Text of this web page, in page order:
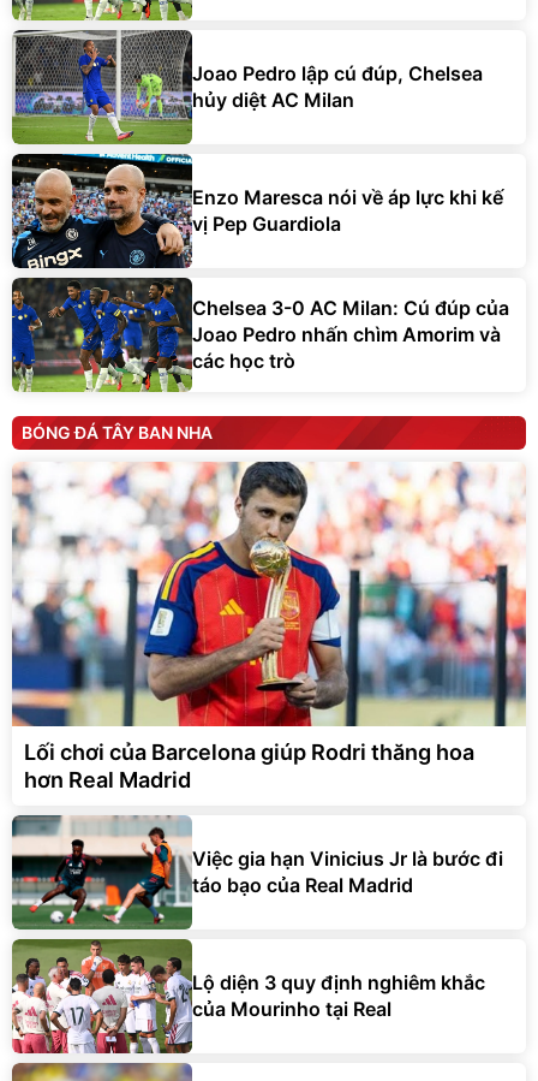
Joao Pedro lập cú đúp, Chelsea
hủy diệt AC Milan
Enzo Maresca nói về áp lực khi kế
vị Pep Guardiola
Chelsea 3-0 AC Milan: Cú đúp của
Joao Pedro nhấn chìm Amorim và
các học trò
BÓNG ĐÁ TÂY BAN NHA
Lối chơi của Barcelona giúp Rodri thăng hoa
hơn Real Madrid
Việc gia hạn Vinicius Jr là bước đi
táo bạo của Real Madrid
Lộ diện 3 quy định nghiêm khắc
của Mourinho tại Real